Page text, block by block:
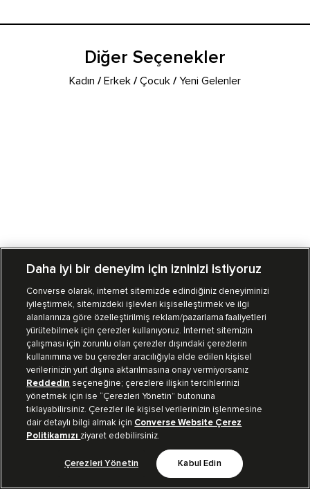
Diğer Seçenekler
Kadın /Erkek /Çocuk /Yeni Gelenler
Mağazalarımız Sipariş Takibi
Müşteri İlişkileri
Koleksiyon
Kurumsal
Bizi Takip Et
Daha iyi bir deneyim için izninizi istiyoruz
Converse olarak, internet sitemizde edindiğiniz deneyiminizi
iyileştirmek, sitemizdeki işlevleri kişiselleştirmek ve ilgi
alanlarınıza göre özelleştirilmiş reklam/pazarlama faaliyetleri
yürütebilmek için çerezler kullanıyoruz. İnternet sitemizin
çalışması için zorunlu olan çerezler dışındaki çerezlerin
kullanımına ve bu çerezler aracılığıyla elde edilen kişisel
verilerinizin yurt dışına aktarılmasına onay vermiyorsanız
Reddedin seçeneğine; çerezlere ilişkin tercihlerinizi
yönetmek için ise “Çerezleri Yönetin” butonuna
tıklayabilirsiniz. Çerezler ile kişisel verilerinizin işlenmesine
dair detaylı bilgi almak için Converse Website Çerez
Politikamızı ziyaret edebilirsiniz.
Çerezleri Yönetin Kabul Edin